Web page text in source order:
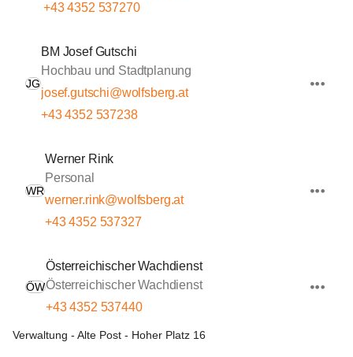
+43 4352 537270
JG
BM Josef Gutschi
Hochbau und Stadtplanung
josef.gutschi@wolfsberg.at
+43 4352 537238
WR
Werner Rink
Personal
werner.rink@wolfsberg.at
+43 4352 537327
ÖW
Österreichischer Wachdienst
Österreichischer Wachdienst
+43 4352 537440
Verwaltung - Alte Post - Hoher Platz 16